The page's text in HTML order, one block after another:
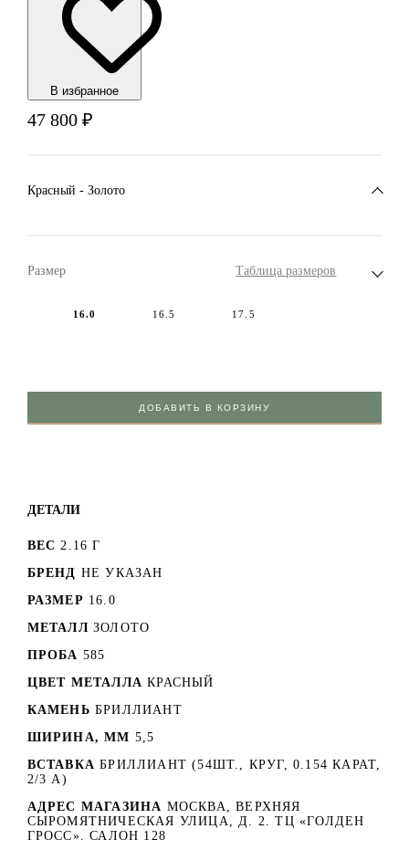
В избранноe
47 800 ₽
Красный - Золото
Размер Таблица размеров
16.0 16.5 17.5
ДОБАВИТЬ В КОРЗИНУ
ДЕТАЛИ
ВЕС 2.16 Г
БРЕНД НЕ УКАЗАН
РАЗМЕР 16.0
МЕТАЛЛ ЗОЛОТО
ПРОБА 585
ЦВЕТ МЕТАЛЛА КРАСНЫЙ
КАМЕНЬ БРИЛЛИАНТ
ШИРИНА, ММ 5,5
ВСТАВКА БРИЛЛИАНТ (54ШТ., КРУГ, 0.154 КАРАТ,
2/3 А)
АДРЕС МАГАЗИНА МОСКВА, ВЕРХНЯЯ
СЫРОМЯТНИЧЕСКАЯ УЛИЦА, Д. 2. ТЦ «ГОЛДЕН
ГРОСС». САЛОН 128